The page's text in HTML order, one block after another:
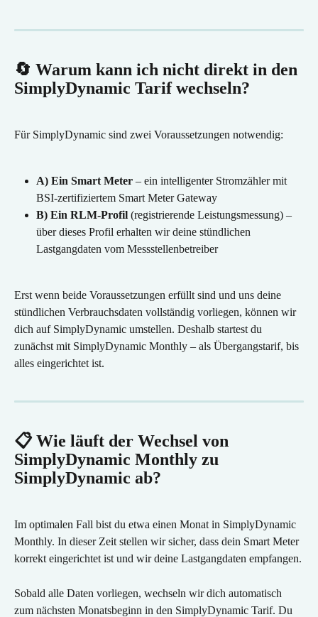
🔄 Warum kann ich nicht direkt in den
SimplyDynamic Tarif wechseln?
Für SimplyDynamic sind zwei Voraussetzungen notwendig:
A) Ein Smart Meter – ein intelligenter Stromzähler mit
BSI-zertifiziertem Smart Meter Gateway
B) Ein RLM-Profil (registrierende Leistungsmessung) –
über dieses Profil erhalten wir deine stündlichen
Lastgangdaten vom Messstellenbetreiber
Erst wenn beide Voraussetzungen erfüllt sind und uns deine
stündlichen Verbrauchsdaten vollständig vorliegen, können wir
dich auf SimplyDynamic umstellen. Deshalb startest du
zunächst mit SimplyDynamic Monthly – als Übergangstarif, bis
alles eingerichtet ist.
📋 Wie läuft der Wechsel von
SimplyDynamic Monthly zu
SimplyDynamic ab?
Im optimalen Fall bist du etwa einen Monat in SimplyDynamic
Monthly. In dieser Zeit stellen wir sicher, dass dein Smart Meter
korrekt eingerichtet ist und wir deine Lastgangdaten empfangen.
Sobald alle Daten vorliegen, wechseln wir dich automatisch
zum nächsten Monatsbeginn in den SimplyDynamic Tarif. Du